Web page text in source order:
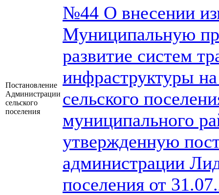
Постановление
Администрации
сельского
поселения
№44 О внесении
Муниципальную
развитие систем
инфраструктуры
сельского
муниципального
утвержденную
администрации
поселения от